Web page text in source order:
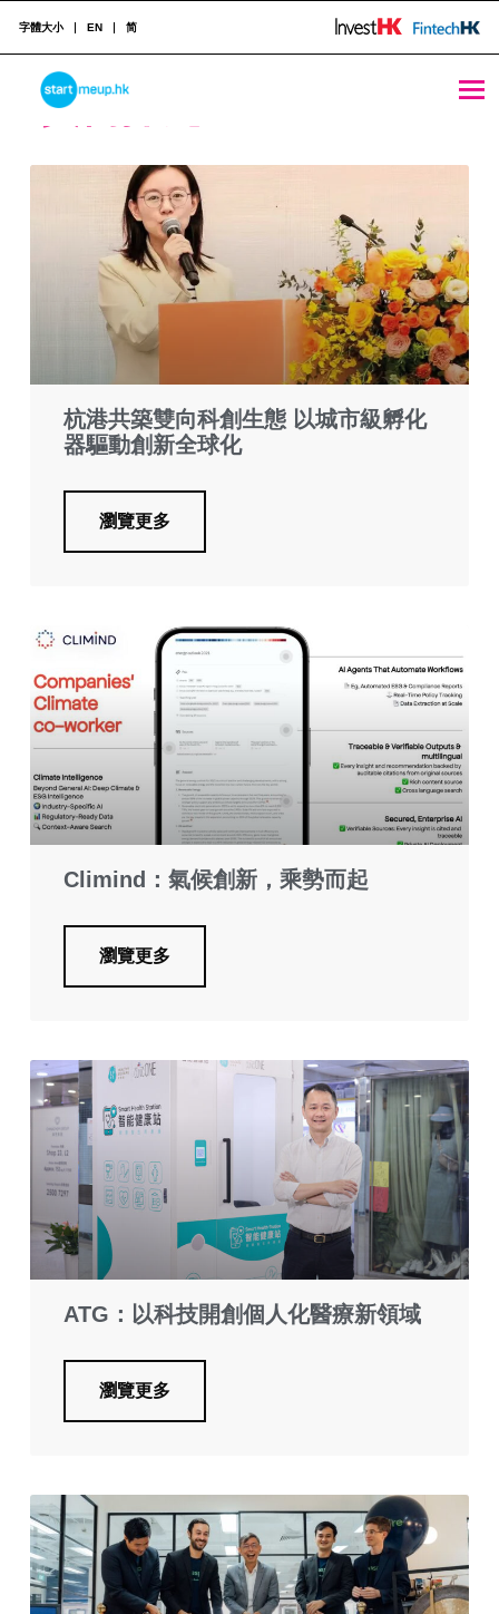
STARTMEUPHK
STARTMEUPHK FESTIVAL IS THE LEADING STARTUP AND INNOVATION CONFERENCE EVENT IN HONG KONG
字體大小 EN 简
實例探究
杭港共築雙向科創生態 以城市級孵化
器驅動創新全球化
瀏覽更多
Climind：氣候創新，乘勢而起
瀏覽更多
ATG：以科技開創個人化醫療新領域
瀏覽更多